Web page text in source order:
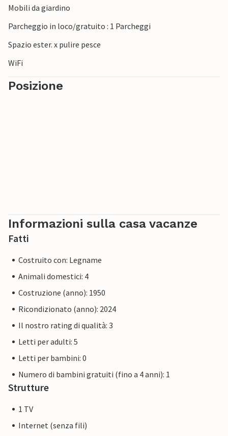
Mobili da giardino
Parcheggio in loco/gratuito : 1 Parcheggi
Spazio ester. x pulire pesce
WiFi
Posizione
Informazioni sulla casa vacanze
Fatti
Costruito con: Legname
Animali domestici: 4
Costruzione (anno): 1950
Ricondizionato (anno): 2024
Il nostro rating di qualità: 3
Letti per adulti: 5
Letti per bambini: 0
Numero di bambini gratuiti (fino a 4 anni): 1
Strutture
1 TV
Internet (senza fili)